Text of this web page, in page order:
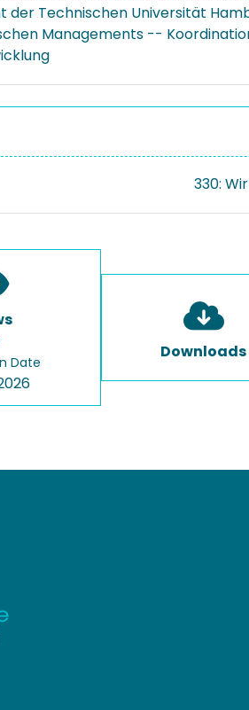
der Technischen Universität
Managements --
330:
Date
Downloads